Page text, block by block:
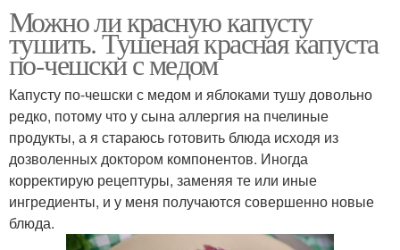
Можно ли красную капусту
тушить. Тушеная красная капуста
по-чешски с медом
Капусту по-чешски с медом и яблоками тушу довольно
редко, потому что у сына аллергия на пчелиные
продукты, а я стараюсь готовить блюда исходя из
дозволенных доктором компонентов. Иногда
корректирую рецептуры, заменяя те или иные
ингредиенты, и у меня получаются совершенно новые
блюда.